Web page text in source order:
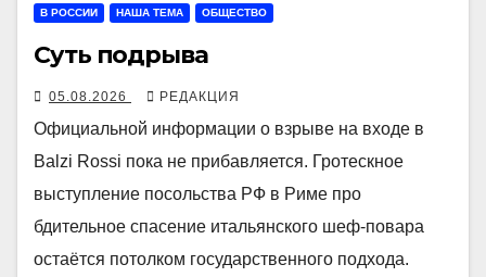
В РОССИИ НАША ТЕМА ОБЩЕСТВО
Суть подрыва
05.08.2026 РЕДАКЦИЯ
Официальной информации о взрыве на входе в
Balzi Rossi пока не прибавляется. Гротескное
выступление посольства РФ в Риме про
бдительное спасение итальянского шеф-повара
остаётся потолком государственного подхода.